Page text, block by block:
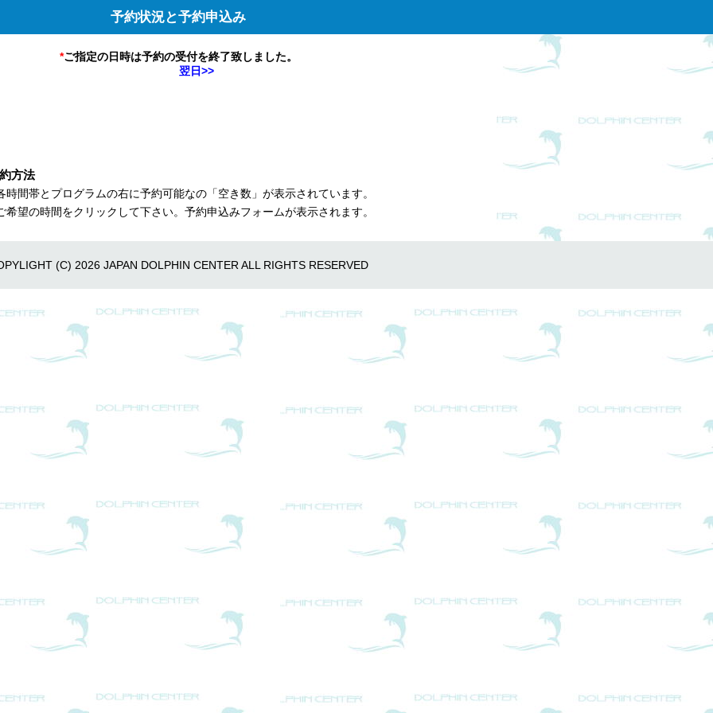
予約状況と予約申込み
*ご指定の日時は予約の受付を終了致しました。
翌日>>
方法
時間帯とプログラムの右に予約可能なの「空き数」が表示されています。
希望の時間をクリックして下さい。予約申込みフォームが表示されます。
(C) 2026 JAPAN DOLPHIN CENTER ALL RIGHTS RESERVED